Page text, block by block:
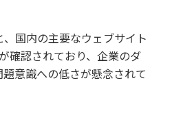
、国内の主要なウェブサイト
確認されており、企業のダ
意識への低さが懸念されて